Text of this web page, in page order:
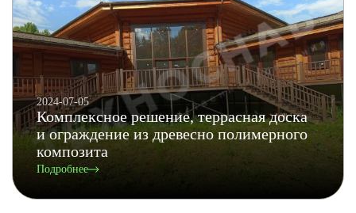
2024-07-05
Комплексное решение, террасная доска
и ограждение из древесно полимерного
композита
Подробнее